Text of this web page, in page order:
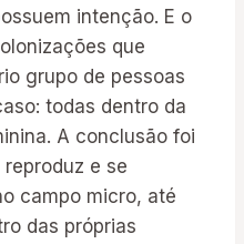
intenção. E o
que
grupo de pessoas
todas dentro da
A conclusão foi
e se
campo micro, até
das próprias